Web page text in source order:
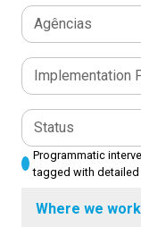
Agências
Implementation
Status
Programmatic
tagged with
Where we